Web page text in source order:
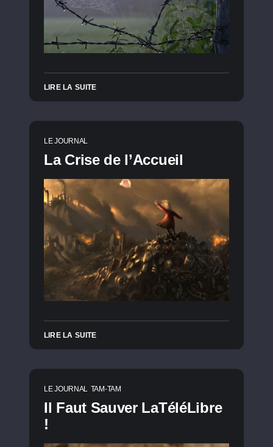
LIRE LA SUITE
LE JOURNAL
La Crise de l’Accueil
LIRE LA SUITE
LE JOURNAL TAM-TAM
Il Faut Sauver LaTéléLibre
!